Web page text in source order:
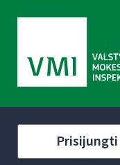
Prisijungti